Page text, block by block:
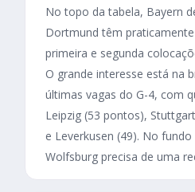
No topo da tabela, Bayern
Dortmund têm
primeira e segunda
O grande interesse está na
últimas vagas do G-4, com
Leipzig (53 pontos),
e Leverkusen (49). No
Wolfsburg precisa de uma